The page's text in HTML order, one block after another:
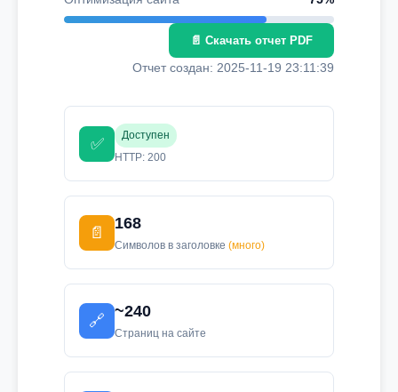
📄 Скачать отчет PDF
Отчет создан: 2025-11-19 23:11:39
✅
Доступен
HTTP: 200
📄
168
Символов в заголовке (много)
🔗
~240
Страниц на сайте